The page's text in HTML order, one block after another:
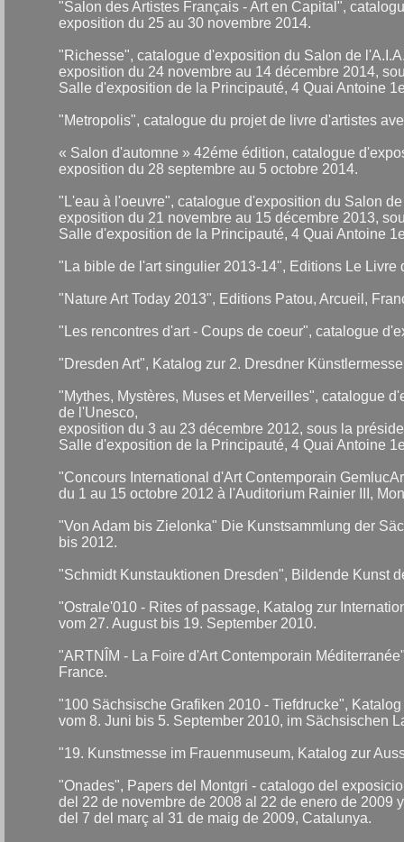
"Salon des Artistes Français - Art en Capital",
exposition du 25 au 30 novembre 2014.
"Richesse", catalogue d'exposition du Salon de
exposition du 24 novembre au 14 décembre 2014,
Salle d'exposition de la Principauté, 4 Quai Antoine
"Metropolis", catalogue du projet de livre d'artistes
« Salon d'automne » 42éme édition, catalogue
exposition du 28 septembre au 5 octobre 2014.
"L'eau à l'oeuvre", catalogue d'exposition du Salon
exposition du 21 novembre au 15 décembre 2013,
Salle d'exposition de la Principauté, 4 Quai Antoine
"La bible de l'art singulier 2013-14", Editions Le
"Nature Art Today 2013", Editions Patou, Arcueil,
"Les rencontres d'art - Coups de coeur", catalogue
"Dresden Art", Katalog zur 2. Dresdner
"Mythes, Mystères, Muses et Merveilles", catalogue
de l'Unesco,
exposition du 3 au 23 décembre 2012, sous la
Salle d'exposition de la Principauté, 4 Quai Antoine
"Concours International d'Art Contemporain
du 1 au 15 octobre 2012 à l'Auditorium Rainier III,
"Von Adam bis Zielonka" Die Kunstsammlung der
bis 2012.
"Schmidt Kunstauktionen Dresden", Bildende Kunst
"Ostrale'010 - Rites of passage, Katalog zur
vom 27. August bis 19. September 2010.
"ARTNÎM - La Foire d'Art Contemporain
France.
"100 Sächsische Grafiken 2010 - Tiefdrucke",
vom 8. Juni bis 5. September 2010, im Sächsischen
"19. Kunstmesse im Frauenmuseum, Katalog zur
"Onades", Papers del Montgri - catalogo del
del 22 de novembre de 2008 al 22 de enero de 2009
del 7 del març al 31 de maig de 2009, Catalunya.